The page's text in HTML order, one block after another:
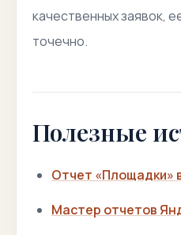
качественных заявок,
точечно.
Полезные
Отчет «Площадки»
Мастер отчетов